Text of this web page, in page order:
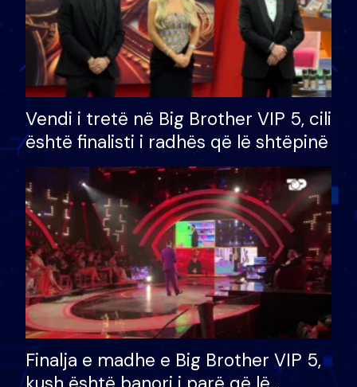
Vendi i tretë në Big Brother VIP 5, cili
është finalisti i radhës që lë shtëpinë
Finalja e madhe e Big Brother VIP 5,